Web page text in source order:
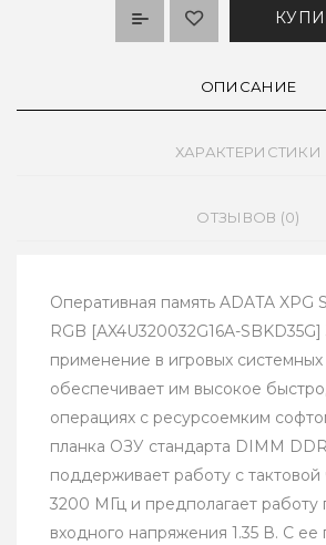
ОПИСАНИЕ
ХАРАКТЕРИСТИКИ
ОТЗЫВОВ (0)
Оперативная память ADATA XPG
RGB [AX4U320032G16A-
применение в игровых системных
обеспечивает им высокое
операциях с ресурсоемким
планка ОЗУ стандарта DIMM
поддерживает работу с тактовой
3200 МГц и предполагает работу
входного напряжения 1.35 В. С